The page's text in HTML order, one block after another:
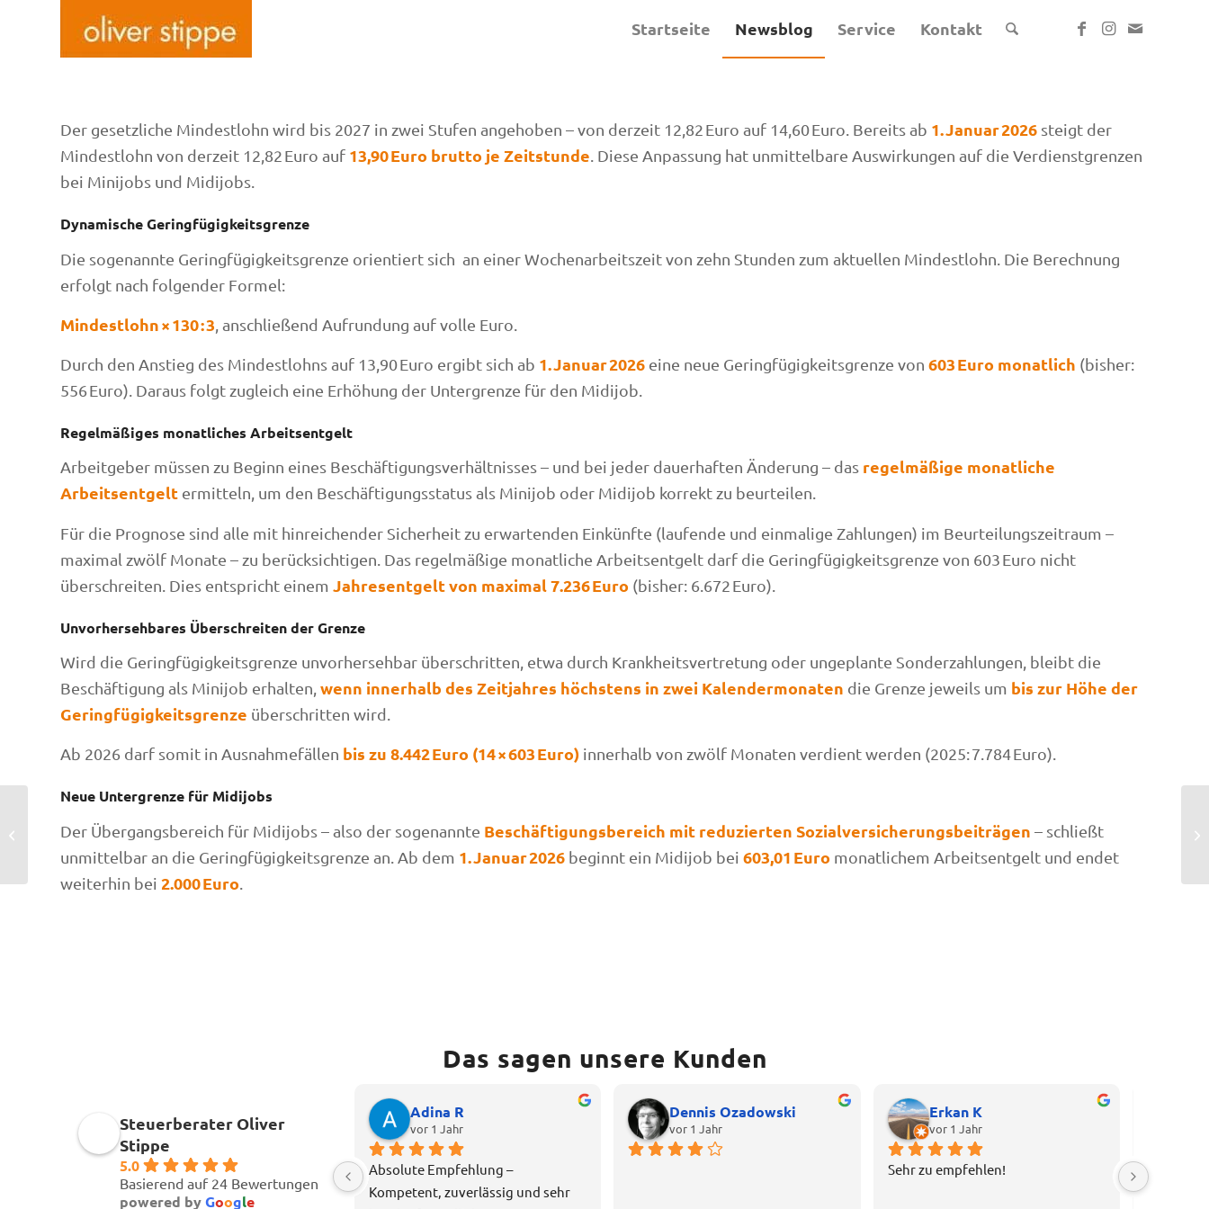
Startseite Newsblog Service Kontakt
Der gesetzliche Mindestlohn wird bis 2027 in zwei Stufen angehoben – von derzeit 12,82 Euro auf 14,60 Euro. Bereits ab 1. Januar 2026 steigt der
Mindestlohn von derzeit 12,82 Euro auf 13,90 Euro brutto je Zeitstunde. Diese Anpassung hat unmittelbare Auswirkungen auf die Verdienstgrenzen
bei Minijobs und Midijobs.
Dynamische Geringfügigkeitsgrenze
Die sogenannte Geringfügigkeitsgrenze orientiert sich an einer Wochenarbeitszeit von zehn Stunden zum aktuellen Mindestlohn. Die Berechnung
erfolgt nach folgender Formel:
Mindestlohn × 130 : 3 , anschließend Aufrundung auf volle Euro.
Durch den Anstieg des Mindestlohns auf 13,90 Euro ergibt sich ab 1. Januar 2026 eine neue Geringfügigkeitsgrenze von 603 Euro monatlich (bisher:
556 Euro). Daraus folgt zugleich eine Erhöhung der Untergrenze für den Midijob.
Regelmäßiges monatliches Arbeitsentgelt
Arbeitgeber müssen zu Beginn eines Beschäftigungsverhältnisses – und bei jeder dauerhaften Änderung – das regelmäßige monatliche
Arbeitsentgelt ermitteln, um den Beschäftigungsstatus als Minijob oder Midijob korrekt zu beurteilen.
Für die Prognose sind alle mit hinreichender Sicherheit zu erwartenden Einkünfte (laufende und einmalige Zahlungen) im Beurteilungszeitraum –
maximal zwölf Monate – zu berücksichtigen. Das regelmäßige monatliche Arbeitsentgelt darf die Geringfügigkeitsgrenze von 603 Euro nicht
überschreiten. Dies entspricht einem Jahresentgelt von maximal 7.236 Euro (bisher: 6.672 Euro).
Unvorhersehbares Überschreiten der Grenze
Wird die Geringfügigkeitsgrenze unvorhersehbar überschritten, etwa durch Krankheitsvertretung oder ungeplante Sonderzahlungen, bleibt die
Beschäftigung als Minijob erhalten, wenn innerhalb des Zeitjahres höchstens in zwei Kalendermonaten die Grenze jeweils um bis zur Höhe der
Geringfügigkeitsgrenze überschritten wird.
Ab 2026 darf somit in Ausnahmefällen bis zu 8.442 Euro (14 × 603 Euro) innerhalb von zwölf Monaten verdient werden (2025: 7.784 Euro).
Neue Untergrenze für Midijobs
Der Übergangsbereich für Midijobs – also der sogenannte Beschäftigungsbereich mit reduzierten Sozialversicherungsbeiträgen – schließt
unmittelbar an die Geringfügigkeitsgrenze an. Ab dem 1. Januar 2026 beginnt ein Midijob bei 603,01 Euro monatlichem Arbeitsentgelt und endet
weiterhin bei 2.000 Euro
Das sagen unsere Kunden
Steuerberater Oliver
Stippe
5.0
Basierend auf 24 Bewertungen
powered byGoogle
Adina R
vor 1 Jahr
Absolute Empfehlung –
Kompetent, zuverlässig und sehr
Dennis Ozadowski
vor 1 Jahr
Erkan K
vor 1 Jahr
Sehr zu empfehlen!
Ich
Schockanrufe als
Belastung